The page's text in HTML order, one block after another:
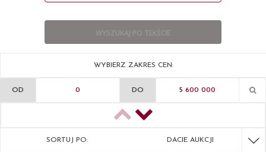
WYBIERZ ZAKRES CEN:
OD DO
SORTUJ PO: DACIE AUKCJI